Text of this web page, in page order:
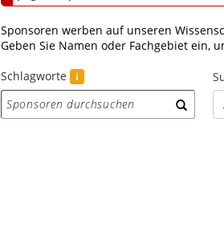
Sponsoren werben auf unseren
Geben Sie Namen oder Fachgebiet ein,
Schlagworte
i